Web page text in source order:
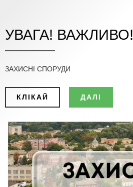
УВАГА! ВАЖЛИВО!
ЗАХИСНІ СПОРУДИ
КЛІКАЙ ДАЛІ